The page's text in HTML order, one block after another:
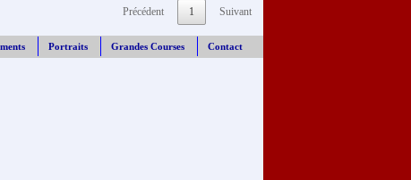
Précédent 1 Suivant
Portraits Grandes Courses Contact